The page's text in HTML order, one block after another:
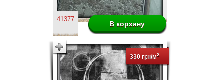
41377
330 грн/м2